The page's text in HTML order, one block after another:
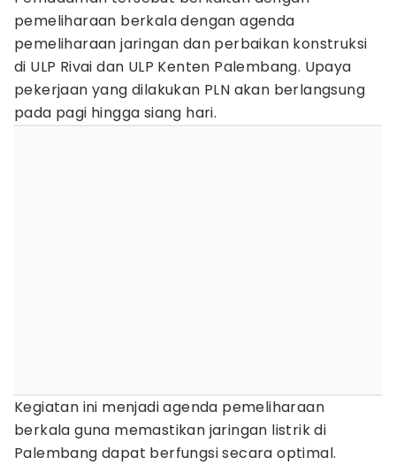
pemeliharaan berkala dengan agenda
pemeliharaan jaringan dan perbaikan konstruksi
di ULP Rivai dan ULP Kenten Palembang. Upaya
pekerjaan yang dilakukan PLN akan berlangsung
pada pagi hingga siang hari.
Kegiatan ini menjadi agenda pemeliharaan
berkala guna memastikan jaringan listrik di
Palembang dapat berfungsi secara optimal.